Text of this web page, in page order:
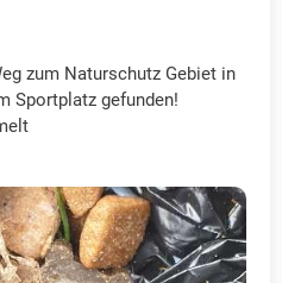
zum Naturschutz Gebiet in
Sportplatz gefunden!